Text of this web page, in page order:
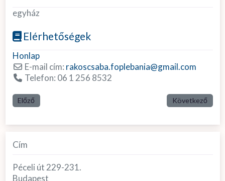
egyház
Elérhetőségek
Honlap
E-mail cím: rakoscsaba.foplebania@gmail.com
Telefon: 06 1 256 8532
Előző Következő
Cím
Péceli út 229-231.
Budapest